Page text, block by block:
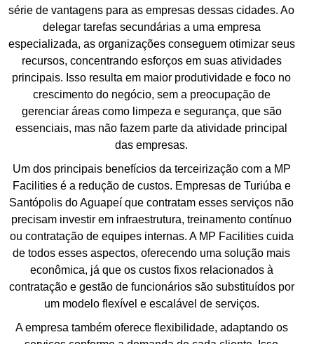
série de vantagens para as empresas dessas cidades. Ao
delegar tarefas secundárias a uma empresa
especializada, as organizações conseguem otimizar seus
recursos, concentrando esforços em suas atividades
principais. Isso resulta em maior produtividade e foco no
crescimento do negócio, sem a preocupação de
gerenciar áreas como limpeza e segurança, que são
essenciais, mas não fazem parte da atividade principal
das empresas.
Um dos principais benefícios da terceirização com a MP
Facilities é a redução de custos. Empresas de Turiúba e
Santópolis do Aguapeí que contratam esses serviços não
precisam investir em infraestrutura, treinamento contínuo
ou contratação de equipes internas. A MP Facilities cuida
de todos esses aspectos, oferecendo uma solução mais
econômica, já que os custos fixos relacionados à
contratação e gestão de funcionários são substituídos por
um modelo flexível e escalável de serviços.
A empresa também oferece flexibilidade, adaptando os